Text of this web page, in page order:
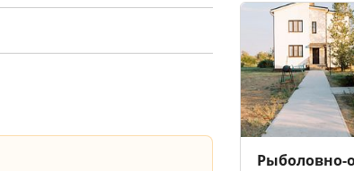
Рыболовно-